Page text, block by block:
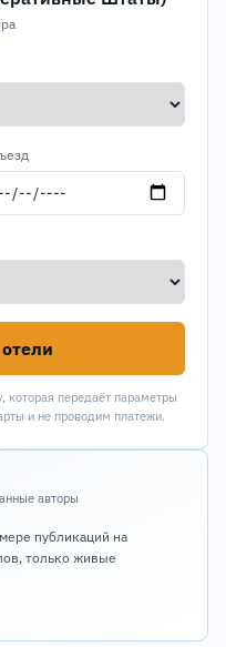
которая передаёт параметры
и не проводим платежи.
авторы
публикаций на
только живые